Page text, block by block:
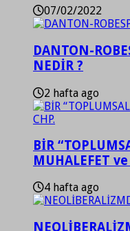
07/02/2022
DANTON-
NEDİR ?
2 hafta ago
BİR
MUHALEFET ve
4 hafta ago